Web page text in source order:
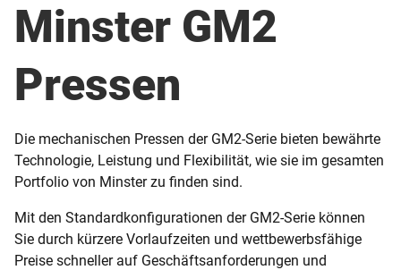
Minster GM2
Pressen
Die mechanischen Pressen der GM2-Serie bieten bewährte
Technologie, Leistung und Flexibilität, wie sie im gesamten
Portfolio von Minster zu finden sind.
Mit den Standardkonfigurationen der GM2-Serie können
Sie durch kürzere Vorlaufzeiten und wettbewerbsfähige
Preise schneller auf Geschäftsanforderungen und